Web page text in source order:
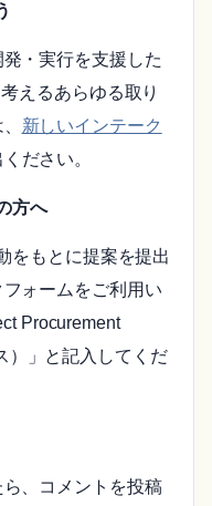
・実行を支援した
えるあらゆる取り
新しいインテーク
ださい。
方へ
をもとに提案を提出
ォームをご利用い
Procurement
）」と記入してくだ
、コメントを投稿